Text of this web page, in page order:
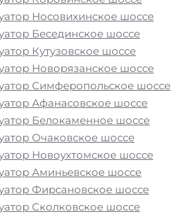
Носовихинское шоссе
Бесединское шоссе
Кутузовское шоссе
Новорязанское шоссе
Симферопольское шоссе
Афанасовское шоссе
Белокаменное шоссе
Очаковское шоссе
Новоухтомское шоссе
Аминьевское шоссе
Фирсановское шоссе
Сколковское шоссе
ближайшего
шоссе? Рядом и
«МОБИ» Минское
МКАД в Москве и на
24 часа в сутки.
круглосуточно, мы
на дороге в любой
низкие цены и
услуг.